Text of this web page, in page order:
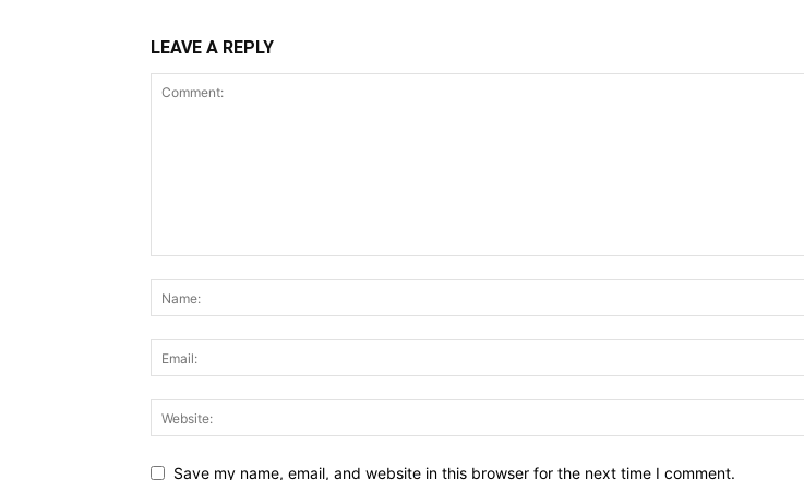
LEAVE A REPLY
Save my name, email, and website in this browser for the next time I comment.